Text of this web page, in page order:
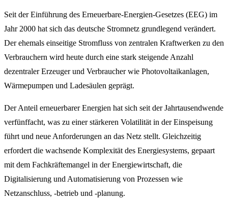
Seit der Einführung des Erneuerbare-Energien-Gesetzes (EEG) im
Jahr 2000 hat sich das deutsche Stromnetz grundlegend verändert.
Der ehemals einseitige Stromfluss von zentralen Kraftwerken zu den
Verbrauchern wird heute durch eine stark steigende Anzahl
dezentraler Erzeuger und Verbraucher wie Photovoltaikanlagen,
Wärmepumpen und Ladesäulen geprägt.
Der Anteil erneuerbarer Energien hat sich seit der Jahrtausendwende
verfünffacht, was zu einer stärkeren Volatilität in der Einspeisung
führt und neue Anforderungen an das Netz stellt. Gleichzeitig
erfordert die wachsende Komplexität des Energiesystems, gepaart
mit dem Fachkräftemangel in der Energiewirtschaft, die
Digitalisierung und Automatisierung von Prozessen wie
Netzanschluss, -betrieb und -planung.